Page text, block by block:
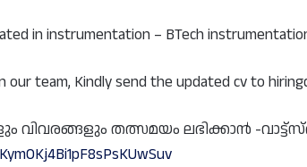
in instrumentation – BTech
our team, Kindly send the updated cv to
വിവരങ്ങളും തത്സമയം ലഭിക്കാൻ -